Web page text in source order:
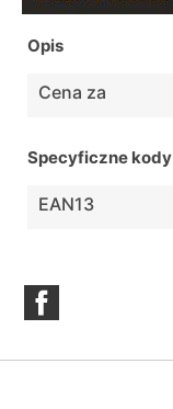
Opis
Cena za
Specyficzne kody
EAN13